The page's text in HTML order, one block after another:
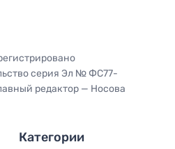
серия Эл № ФС77-
редактор — Носова
Категории